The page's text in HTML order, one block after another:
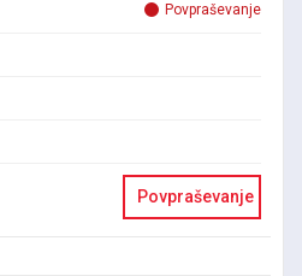
Povpraševanje
Povpraševanje